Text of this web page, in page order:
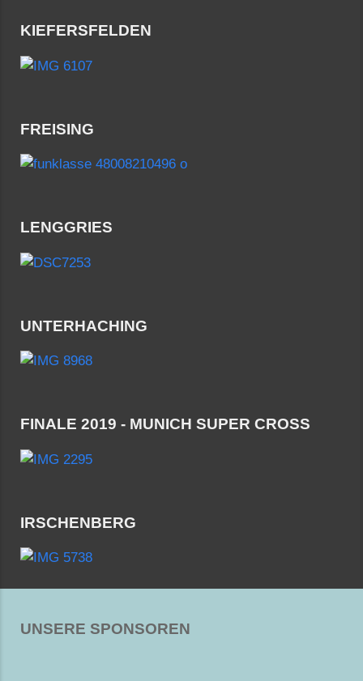
KIEFERSFELDEN
FREISING
LENGGRIES
UNTERHACHING
FINALE 2019 - MUNICH SUPER CROSS
IRSCHENBERG
UNSERE SPONSOREN